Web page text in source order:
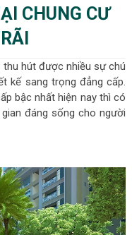
CHUNG CƯ
thu hút được nhiều sự chú
kế sang trọng đẳng cấp.
bậc nhất hiện nay thì có
đáng sống cho người